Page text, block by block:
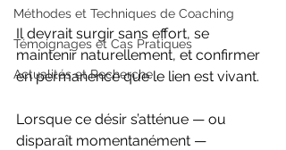
Méthodes et Techniques de Coaching
Témoignages et Cas Pratiques
Actualités et Recherche
Il devrait surgir sans effort, se
maintenir naturellement, et confirmer
en permanence que le lien est vivant.
Lorsque ce désir s’atténue — ou
disparaît momentanément —